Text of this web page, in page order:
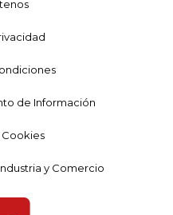
de Información
y Comercio